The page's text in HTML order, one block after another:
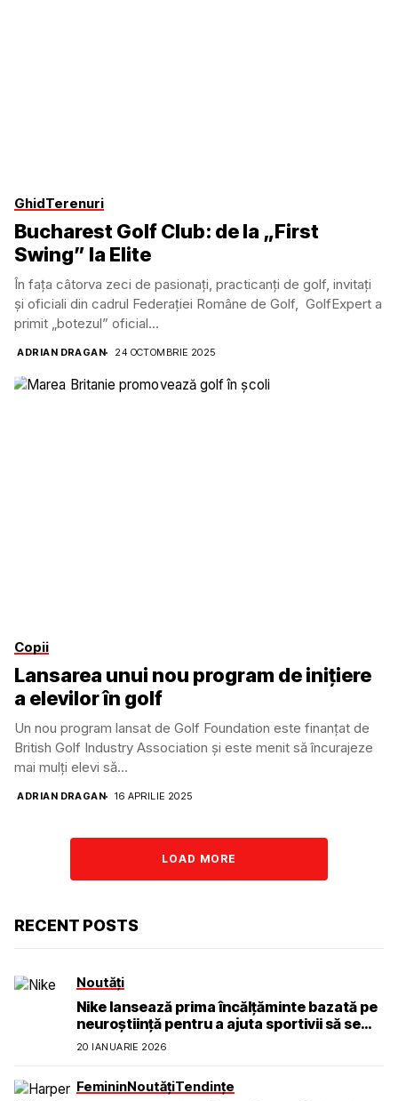
GhidTerenuri
Bucharest Golf Club: de la „First
Swing” la Elite
În fața câtorva zeci de pasionați, practicanți de golf, invitați
și oficiali din cadrul Federației Române de Golf, GolfExpert a
primit „botezul” oficial...
ADRIAN DRAGAN 24 OCTOMBRIE 2025
Copii
Lansarea unui nou program de inițiere
a elevilor în golf
Un nou program lansat de Golf Foundation este finanțat de
British Golf Industry Association și este menit să încurajeze
mai mulți elevi să...
ADRIAN DRAGAN 16 APRILIE 2025
LOAD MORE
RECENT POSTS
Noutăți
Nike lansează prima încălțăminte bazată pe
neuroștiință pentru a ajuta sportivii să se
simtă calmi, concentrați și prezenți
20 IANUARIE 2026
FemininNoutățiTendințe